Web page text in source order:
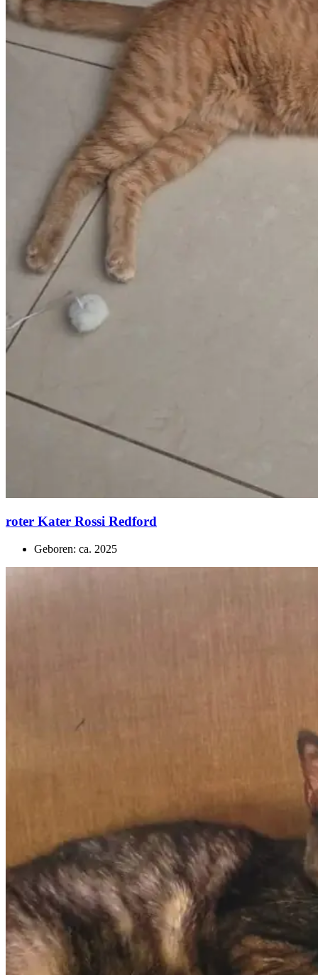
roter Kater Rossi Redford
Geboren: ca. 2025